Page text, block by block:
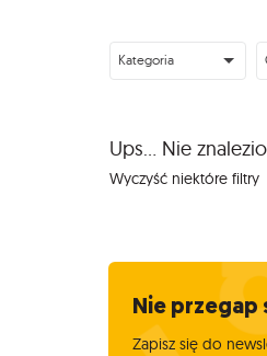
Kategoria
Ups... Nie
Wyczyść niektóre filtry
Nie przegap
Zapisz się do